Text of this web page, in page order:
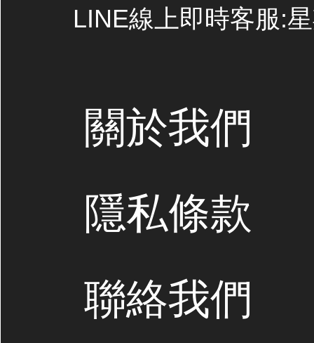
LINE線上即時客服:
關於我們
隱私條款
聯絡我們